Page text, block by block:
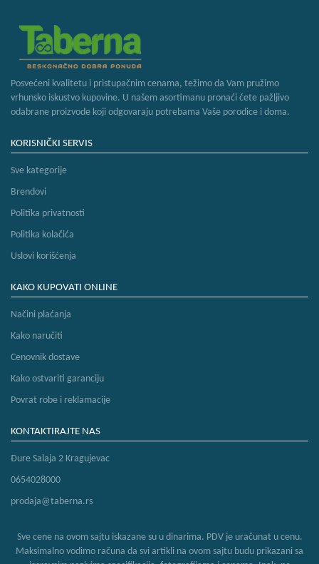
Posvećeni kvalitetu i pristupačnim cenama, težimo da Vam pružimo
vrhunsko iskustvo kupovine. U našem asortimanu pronaći ćete pažljivo
odabrane proizvode koji odgovaraju potrebama Vaše porodice i doma.
KORISNIČKI SERVIS
Sve kategorije
Brendovi
Politika privatnosti
Politika kolačića
Uslovi korišćenja
KAKO KUPOVATI ONLINE
Načini plaćanja
Kako naručiti
Cenovnik dostave
Kako ostvariti garanciju
Povrat robe i reklamacije
KONTAKTIRAJTE NAS
Đure Salaja 2 Kragujevac
0654028000
prodaja@taberna.rs
Sve cene na ovom sajtu iskazane su u dinarima. PDV je uračunat u cenu.
Maksimalno vodimo računa da svi artikli na ovom sajtu budu prikazani sa